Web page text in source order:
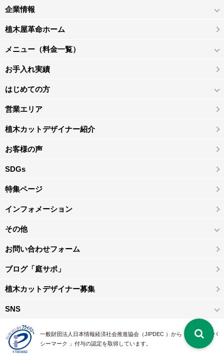
企業情報
植木屋革命ホーム
メニュー（料金一覧）
お手入れ実績
はじめての方
営業エリア
植木カットデザイナー紹介
お客様の声
SDGs
特集ページ
インフォメーション
その他
お問い合わせフォーム
ブログ「庭サポ」
植木カットデザイナー募集
SNS
一般財団法人日本情報経済社会推進協会（JIPDEC ）から 、「 プライバ
シーマーク 」付与の認定を取得しています。